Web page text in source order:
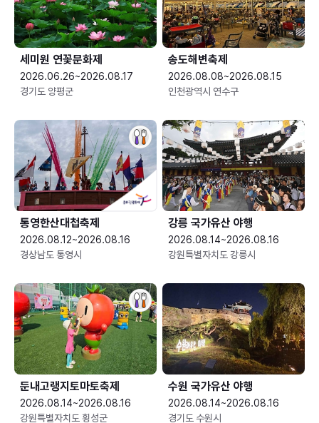
세미원 연꽃문화제
2026.06.26~2026.08.17
경기도 양평군
송도해변축제
2026.08.08~2026.08.15
인천광역시 연수구
통영한산대첩축제
2026.08.12~2026.08.16
경상남도 통영시
강릉 국가유산 야행
2026.08.14~2026.08.16
강원특별자치도 강릉시
둔내고랭지토마토축제
2026.08.14~2026.08.16
강원특별자치도 횡성군
수원 국가유산 야행
2026.08.14~2026.08.16
경기도 수원시